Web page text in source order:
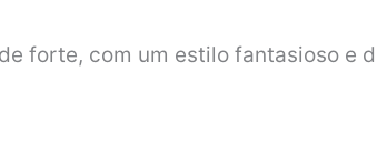
forte, com um estilo fantasioso e